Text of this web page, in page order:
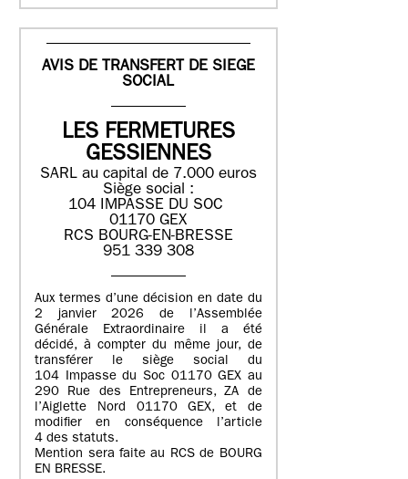
AVIS DE TRANSFERT DE SIEGE
SOCIAL
LES FERMETURES
GESSIENNES
SARL au capital de 7.000 euros
Siège social :
104 IMPASSE DU SOC
01170 GEX
RCS BOURG-EN-BRESSE
951 339 308
Aux termes d’une décision en date du
2 janvier 2026 de l’Assemblée
Générale Extraordinaire il a été
décidé, à compter du même jour, de
transférer le siège social du
104 Impasse du Soc 01170 GEX au
290 Rue des Entrepreneurs, ZA de
l’Aiglette Nord 01170 GEX, et de
modifier en conséquence l’article
4 des statuts.
Mention sera faite au RCS de BOURG
EN BRESSE.